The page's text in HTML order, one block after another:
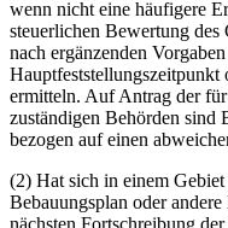
wenn nicht eine häufigere
steuerlichen Bewertung
nach ergänzenden
Hauptfeststellungszeitpunkt
ermitteln. Auf Antrag der
zuständigen Behörden sind
bezogen auf einen
(2) Hat sich in einem
Bebauungsplan oder
nächsten Fortschreibung